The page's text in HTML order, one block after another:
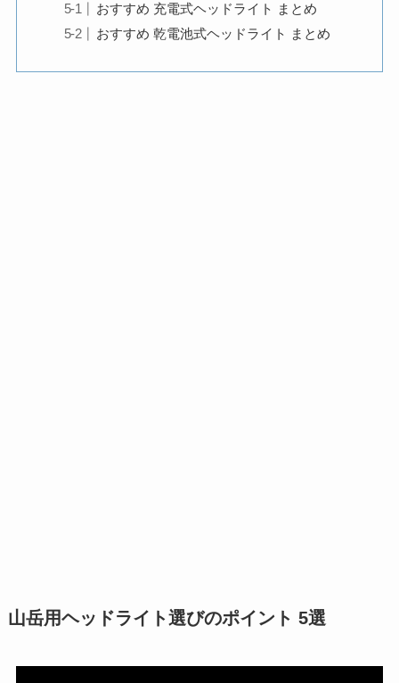
おすすめ 充電式ヘッドライト まとめ
おすすめ 乾電池式ヘッドライト まとめ
山岳用ヘッドライト選びのポイント 5選